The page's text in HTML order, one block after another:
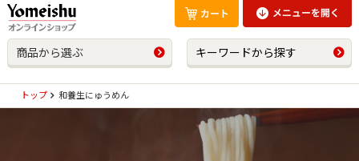
商品から選ぶ キーワードから探す
トップ 和養生にゅうめん